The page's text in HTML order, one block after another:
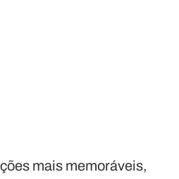
mais memoráveis,